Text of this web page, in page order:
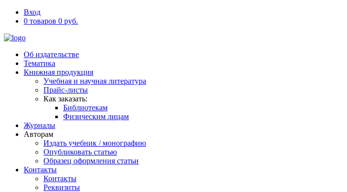
Вход
0 товаров 0 руб.
Об издательстве
Тематика
Книжная продукция
Учебная и научная литература
Прайс-листы
Как заказать:
Библиотекам
Физическим лицам
Журналы
Авторам
Издать учебник / монографию
Опубликовать статью
Образец оформления статьи
Контакты
Контакты
Реквизиты